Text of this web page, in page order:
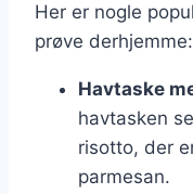
Her er nogle
prøve derhjemme:
Havtaske
havtasken
risotto, der
parmesan.